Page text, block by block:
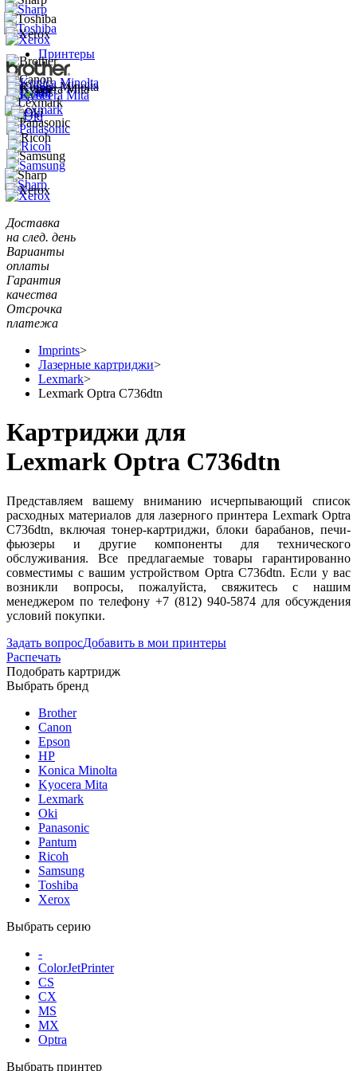
Принтеры
Доставка
на след. день
Варианты
оплаты
Гарантия
качества
Отсрочка
платежа
Imprints>
Лазерные картриджи>
Lexmark>
Lexmark Optra C736dtn
Картриджи для
Lexmark Optra C736dtn
Представляем вашему вниманию исчерпывающий список
расходных материалов для лазерного принтера Lexmark Optra
C736dtn, включая тонер-картриджи, блоки барабанов, печи-
фьюзеры и другие компоненты для технического
обслуживания. Все предлагаемые товары гарантированно
совместимы с вашим устройством Optra C736dtn. Если у вас
возникли вопросы, пожалуйста, свяжитесь с нашим
менеджером по телефону +7 (812) 940-5874 для обсуждения
условий покупки.
Задать вопросДобавить в мои принтеры
Распечать
Подобрать картридж
Выбрать бренд
Brother
Canon
Epson
HP
Konica Minolta
Kyocera Mita
Lexmark
Oki
Panasonic
Pantum
Ricoh
Samsung
Toshiba
Xerox
Выбрать серию
-
ColorJetPrinter
CS
CX
MS
MX
Optra
Выбрать принтер